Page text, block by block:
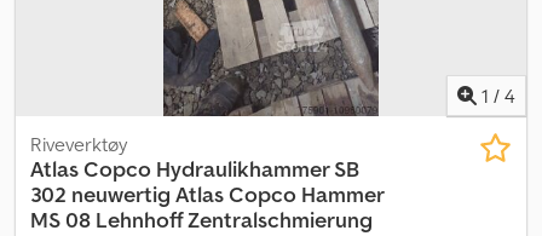
1 / 4
Riveverktøy
Atlas Copco Hydraulikhammer SB
302 neuwertig Atlas Copco Hammer
MS 08 Lehnhoff Zentralschmierung